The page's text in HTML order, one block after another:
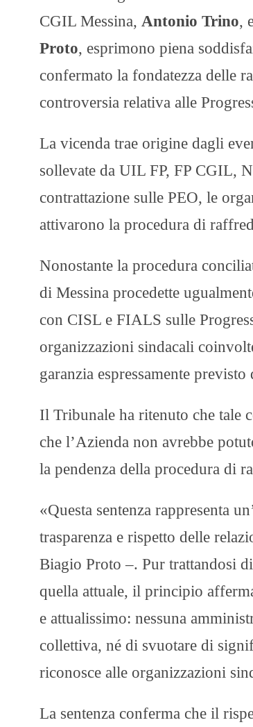
CGIL Messina, Antonio Trino,
Proto, esprimono piena
confermato la fondatezza delle
controversia relativa alle
La vicenda trae origine dagli
sollevate da UIL FP, FP CGIL,
contrattazione sulle PEO, le
attivarono la procedura di
Nonostante la procedura
di Messina procedette
con CISL e FIALS sulle
organizzazioni sindacali
garanzia espressamente
Il Tribunale ha ritenuto che tale
che l’Azienda non avrebbe
la pendenza della procedura di
«Questa sentenza rappresenta
trasparenza e rispetto delle
Biagio Proto –. Pur trattandosi
quella attuale, il principio
e attualissimo: nessuna
collettiva, né di svuotare di
riconosce alle organizzazioni
La sentenza conferma che il